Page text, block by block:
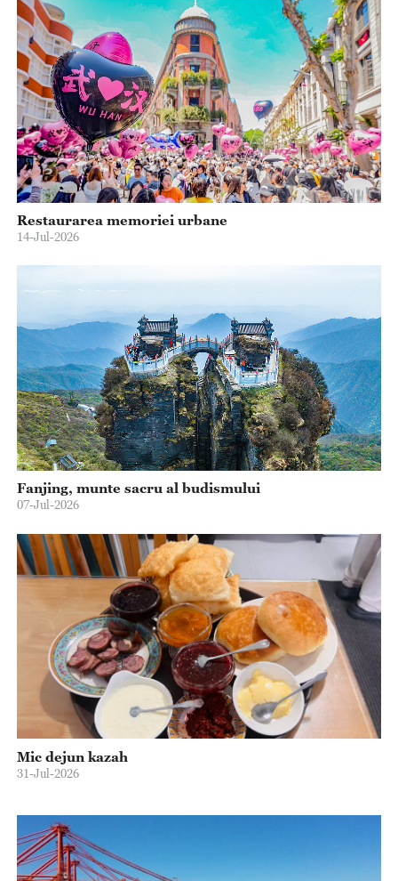
Restaurarea memoriei urbane
14-Jul-2026
Fanjing, munte sacru al budismului
07-Jul-2026
Mic dejun kazah
31-Jul-2026